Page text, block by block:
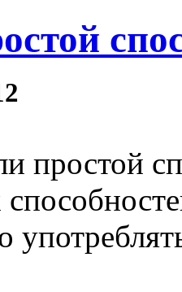
простой